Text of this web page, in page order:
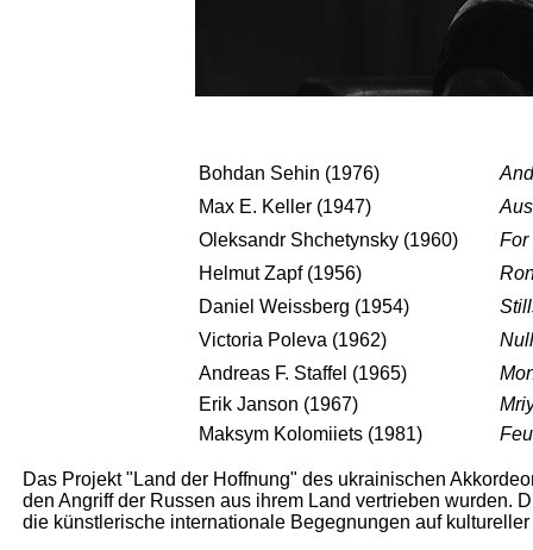
Bohdan Sehin (1976)
Max E. Keller (1947)
Oleksandr Shchetynsky (1960)
For
Helmut Zapf (1956)
Daniel Weissberg (1954)
Victoria Poleva (1962)
Andreas F. Staffel (1965)
Erik Janson (1967)
Maksym Kolomiiets (1981)
Das Projekt "Land der Hoffnung" des ukrainischen
den Angriff der Russen aus ihrem Land vertrieben wurden.
die künstlerische internationale Begegnungen auf